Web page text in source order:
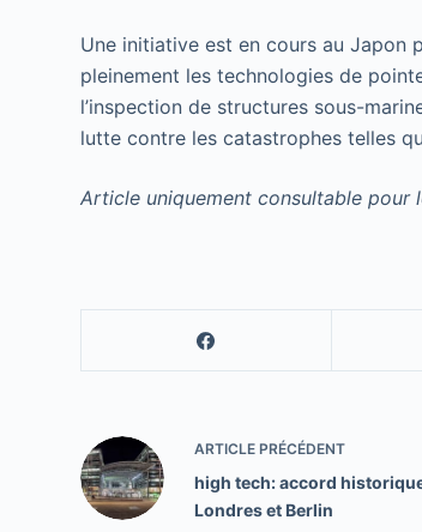
Une initiative est en cours au Japon
pleinement les technologies de
l’inspection de structures sous-
lutte contre les catastrophes telles
Article uniquement consultable pour
ARTICLE PRÉCÉDENT
high tech: accord
Londres et Berlin